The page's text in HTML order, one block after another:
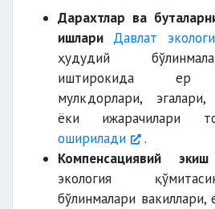
Дарахтлар ва
ишлари Давлат
ҳудудий
иштирокида ер
мулкдорлари, эгалари,
ёки ижарачилари
оширилади
.
Компенсациявий
экология
бўлинмалари вакиллари,